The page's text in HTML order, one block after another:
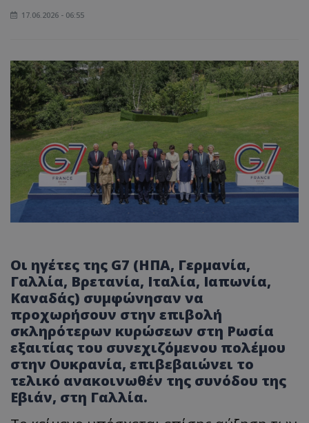
17.06.2026 - 06:55
Οι ηγέτες της G7 (ΗΠΑ, Γερμανία,
Γαλλία, Βρετανία, Ιταλία, Ιαπωνία,
Καναδάς) συμφώνησαν να
προχωρήσουν στην επιβολή
σκληρότερων κυρώσεων στη Ρωσία
εξαιτίας του συνεχιζόμενου πολέμου
στην Ουκρανία, επιβεβαιώνει το
τελικό ανακοινωθέν της συνόδου της
Εβιάν, στη Γαλλία.